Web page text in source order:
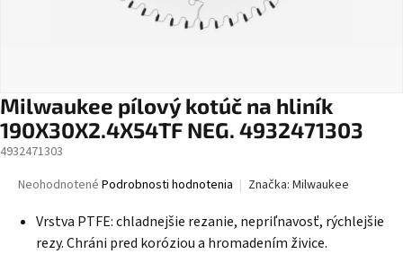
Milwaukee pílový kotúč na hliník
190X30X2.4X54TF NEG. 4932471303
4932471303
Priemerné
produktu
Neohodnotené Podrobnosti hodnotenia Značka: Milwaukee
Vrstva PTFE: chladnejšie rezanie, nepriľnavosť, rýchlejšie
rezy. Chráni pred koróziou a hromadením živice.